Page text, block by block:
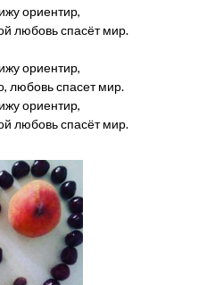
ориентир,
любовь спасёт мир.
ориентир,
любовь спасет мир.
ориентир,
любовь спасёт мир.